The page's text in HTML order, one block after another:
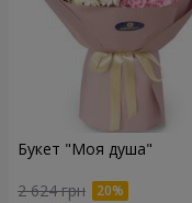
Букет "Моя душа"
2 624 грн